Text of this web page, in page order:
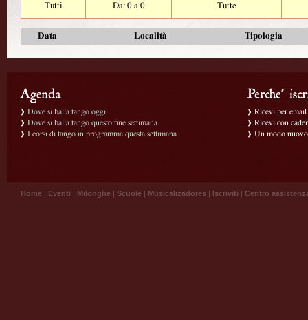
Tutti
Da: 0 a 0 Tutte
Data Località Tipologia
Dove si balla tango oggi
Dove si balla tango questo fine settimana
I corsi di tango in programma questa settimana
Ricevi per
Ricevi con
Un modo
Home | Eventi | Milonghe | Scuole | Musicalizadores | Iscriviti | Centro